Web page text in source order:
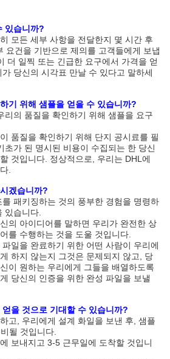
있습니까?
모든 세부 사항을 전달한지 몇 시간 후
요건을 기반으로 제의를 고객들에게 보냅
더 일찍 또는 긴급한 요구에서 가격을 얻
당신의 시각표 만날 수 있다고 말하세
기 위해 샘플을 얻을 수 있습니까?
리의 품질을 확인하기 위해 샘플을 요구
품질을 확인하기 위해 단지 공시료를 필
초가 된 명시된 비용이 수집되는 한 당신
것입니다. 정상적으로, 우리는 DHL에
.
겠습니까?
패키징하는 것의 풍부한 경험을 명령하
있습니다.
의 아이디어를 말하면 우리가 완전한 상
를 수행하는 것을 도울 것입니다.
일을 완료하기 위한 어떤 사람이 우리에
하지 않는지 그것은 문제되지 않고, 당
이 원하는 우리에게 그들을 배열하도록
당신의 인증을 위한 완성 파일을 보낼
을 것으로 기대할 수 있습니까?
고, 우리에게 설계 화일을 보낸 후, 샘플
될 것입니다.
보내지고 3-5 근무일에 도착할 것입니